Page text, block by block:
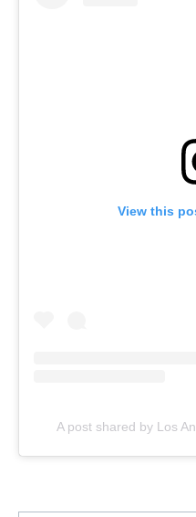
View this
A post shared by Los